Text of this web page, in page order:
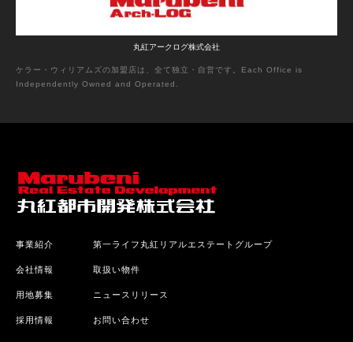
丸紅アークログ株式会社
ケラー・ウィリアムズの加盟店は、全て独立・自営です。Each Office is
Independently Owned and Operated.
事業紹介
会社情報
用地募集
採用情報
第一ライフ丸紅リアルエステートグループ
取扱い物件
ニュースリリース
お問い合わせ